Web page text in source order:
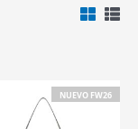
NUEVO FW26